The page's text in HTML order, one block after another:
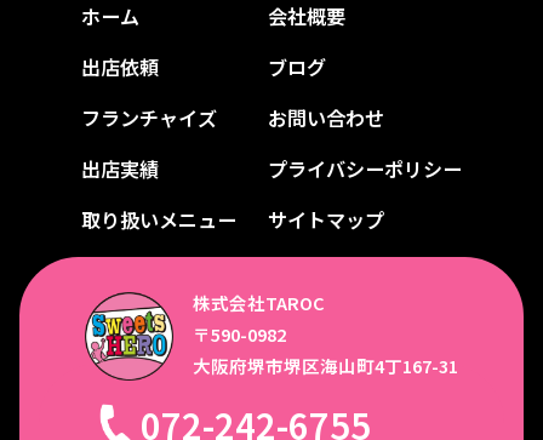
ホーム
出店依頼
フランチャイズ
出店実績
取り扱いメニュー
会社概要
ブログ
お問い合わせ
プライバシーポリシー
サイトマップ
株式会社TAROC
〒590-0982
大阪府堺市堺区海山町4丁167-31
072-242-6755